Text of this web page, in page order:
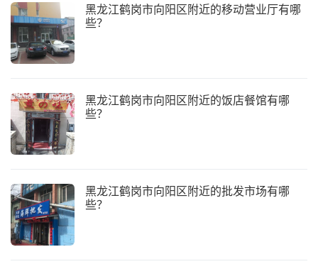
黑龙江鹤岗市向阳区附近的移动营业厅有哪
些？
黑龙江鹤岗市向阳区附近的饭店餐馆有哪
些？
黑龙江鹤岗市向阳区附近的批发市场有哪
些？